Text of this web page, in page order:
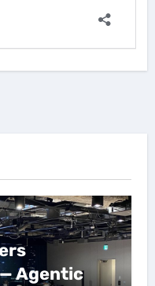
Agentic